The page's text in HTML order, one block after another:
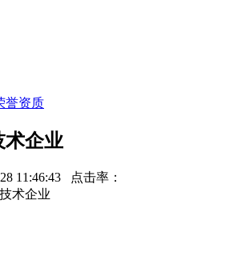
誉资质
术企业
11:46:43 点击率：